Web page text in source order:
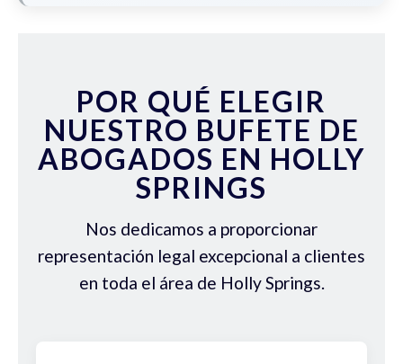
POR QUÉ ELEGIR
NUESTRO BUFETE DE
ABOGADOS EN HOLLY
SPRINGS
Nos dedicamos a proporcionar
representación legal excepcional a clientes
en toda el área de Holly Springs.